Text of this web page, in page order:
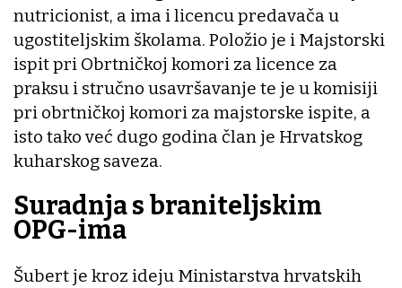
nutricionist, a ima i licencu predavača u
ugostiteljskim školama. Položio je i Majstorski
ispit pri Obrtničkoj komori za licence za
praksu i stručno usavršavanje te je u komisiji
pri obrtničkoj komori za majstorske ispite, a
isto tako već dugo godina član je Hrvatskog
kuharskog saveza.
Suradnja s braniteljskim
OPG-ima
Šubert je kroz ideju Ministarstva hrvatskih